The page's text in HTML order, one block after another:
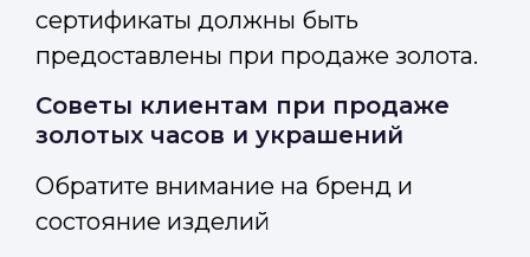
сертификаты должны быть
предоставлены при продаже золота.
Советы клиентам при продаже
золотых часов и украшений
Обратите внимание на бренд и
состояние изделий